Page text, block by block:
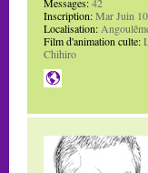
Inscription:Mar Juin
Localisation:
Film d'animation culte:
Chihiro